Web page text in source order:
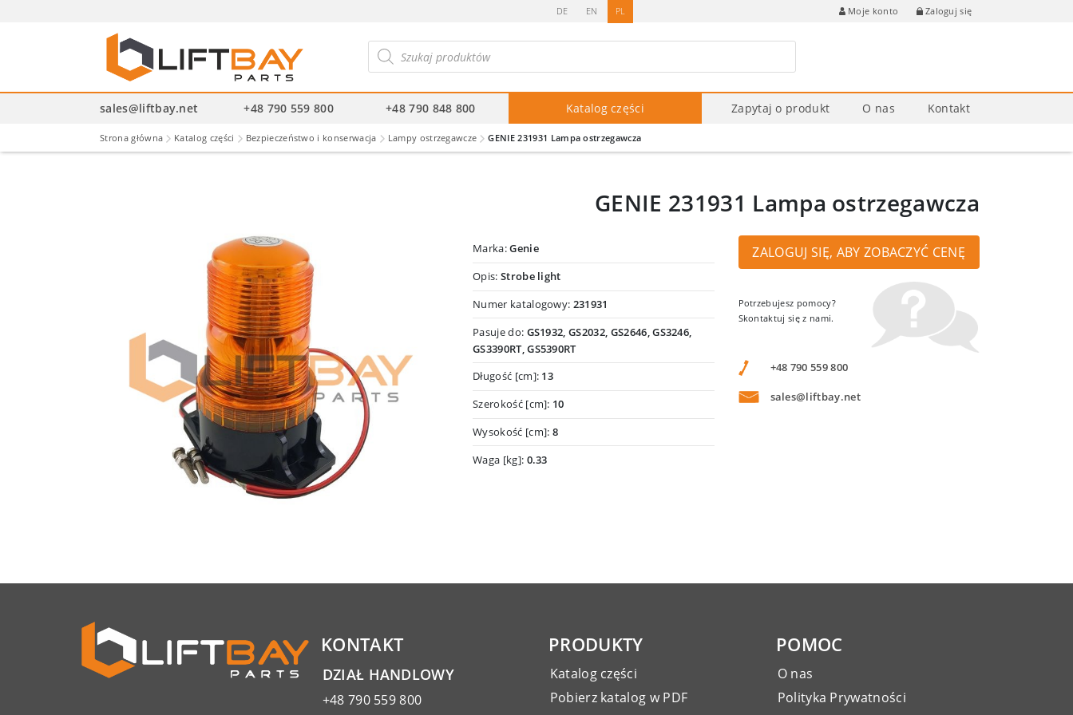
DE EN PL Moje konto Zaloguj się
produktów
sales@liftbay.net +48 790 559 800 +48 790 848 800 Katalog części Zapytaj o produkt O nas Kontakt
Strona główna Katalog części Bezpieczeństwo i konserwacja Lampy ostrzegawcze GENIE 231931 Lampa ostrzegawcza
GENIE 231931 Lampa ostrzegawcza
Marka:Genie
Opis: Strobe light
Numer katalogowy: 231931
Pasuje do: GS1932, GS2032, GS2646, GS3246,
GS3390RT, GS5390RT
Długość [cm]: 13
Szerokość [cm]: 10
Wysokość [cm]: 8
Waga [kg]: 0.33
ZALOGUJ SIĘ, ABY ZOBACZYĆ CENĘ
Potrzebujesz pomocy?
Skontaktuj się z nami.
+48 790 559 800
sales@liftbay.net
KONTAKT
DZIAŁ HANDLOWY
+48 790 559 800
PRODUKTY
Katalog części
Pobierz katalog w PDF
POMOC
O nas
Polityka Prywatności